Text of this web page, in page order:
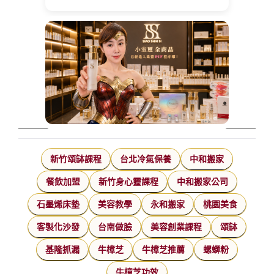
新竹頌缽課程 台北冷氣保養 中和搬家
餐飲加盟 新竹身心靈課程 中和搬家公司
石墨烯床墊 美容教學 永和搬家 桃園美食
客製化沙發 台南做臉 美容創業課程 頌缽
基隆抓漏 牛樟芝 牛樟芝推薦 螺螄粉